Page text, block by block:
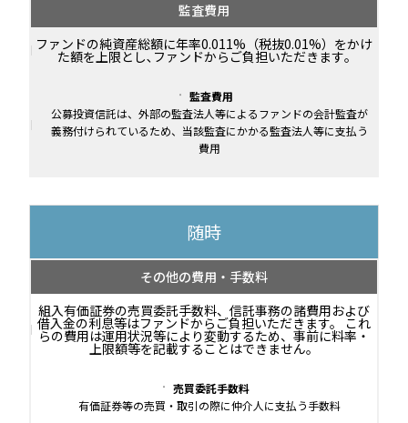
監査費用
ファンドの純資産総額に年率0.011%（税抜0.01%）をかけ
た額を上限とし､ファンドからご負担いただきます｡
監査費用
公募投資信託は、外部の監査法人等によるファンドの会計監査が
義務付けられているため、当該監査にかかる監査法人等に支払う
費用
随時
その他の費用・手数料
組入有価証券の売買委託手数料、信託事務の諸費用および
借入金の利息等はファンドからご負担いただきます。 これ
らの費用は運用状況等により変動するため、事前に料率・
上限額等を記載することはできません。
売買委託手数料
有価証券等の売買・取引の際に仲介人に支払う手数料